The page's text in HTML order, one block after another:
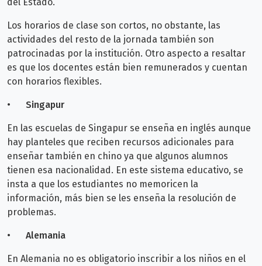
Los horarios de clase son cortos, no obstante, las
actividades del resto de la jornada también son
patrocinadas por la institución. Otro aspecto a resaltar
es que los docentes están bien remunerados y cuentan
con horarios flexibles.
• Singapur
En las escuelas de Singapur se enseña en inglés aunque
hay planteles que reciben recursos adicionales para
enseñar también en chino ya que algunos alumnos
tienen esa nacionalidad. En este sistema educativo, se
insta a que los estudiantes no memoricen la
información, más bien se les enseña la resolución de
problemas.
• Alemania
En Alemania no es obligatorio inscribir a los niños en el